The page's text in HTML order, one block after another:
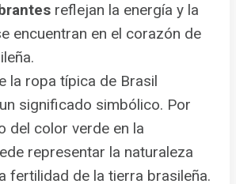
reflejan la energía y la
encuentran en el corazón de
la ropa típica de Brasil
significado simbólico. Por
del color verde en la
representar la naturaleza
fertilidad de la tierra brasileña.